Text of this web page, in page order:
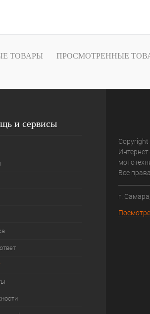
ТОВАРЫ ПРОСМОТРЕННЫЕ
и сервисы
Все
г.